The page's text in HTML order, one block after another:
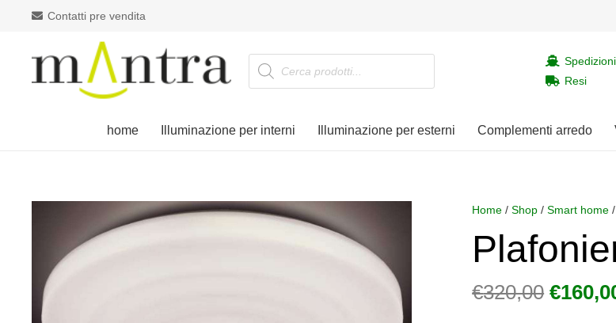
Contatti pre vendita
Products
search
Resi
home Illuminazione per interni Illuminazione per esterni Complementi arredo
Home /Shop /Smart home /
€320,00 Il
€